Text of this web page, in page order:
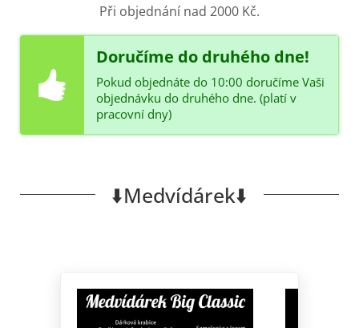
Při objednání nad 2000 Kč.
Doručíme do druhého dne!
Pokud objednáte do 10:00 doručíme Vaši
objednávku do druhého dne. (platí v
pracovní dny)
⬇️Medvídárek⬇️